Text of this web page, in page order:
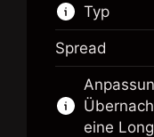
Typ
Dieser
zur
Erfahren
Spread
eine